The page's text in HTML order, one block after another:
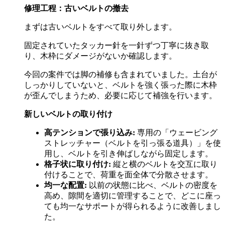
修理工程：古いベルトの撤去
まずは古いベルトをすべて取り外します。
固定されていたタッカー針を一針ずつ丁寧に抜き取
り、木枠にダメージがないか確認します。
今回の案件では脚の補修も含まれていました。土台が
しっかりしていないと、ベルトを強く張った際に木枠
が歪んでしまうため、必要に応じて補強を行います。
新しいベルトの取り付け
高テンションで張り込み: 専用の「ウェービング
ストレッチャー（ベルトを引っ張る道具）」を使
用し、ベルトを引き伸ばしながら固定します。
格子状に取り付け: 縦と横のベルトを交互に取り
付けることで、荷重を面全体で分散させます。
均一な配置: 以前の状態に比べ、ベルトの密度を
高め、隙間を適切に管理することで、どこに座っ
ても均一なサポートが得られるように改善しまし
た。